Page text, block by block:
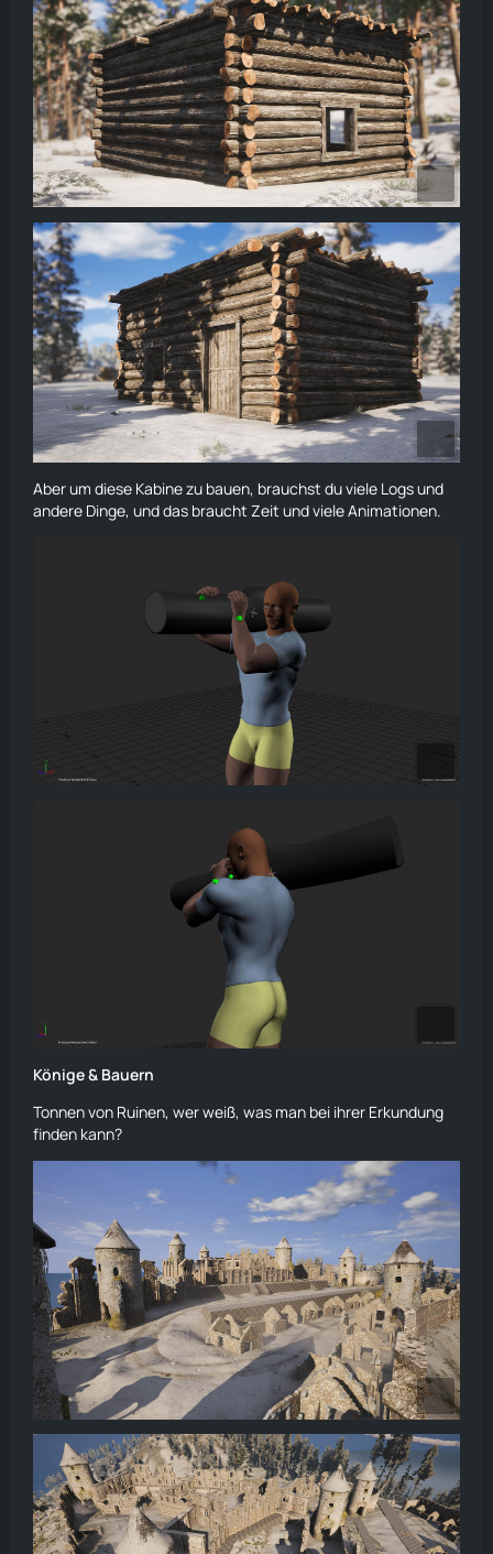
Aber um diese Kabine zu bauen, brauchst du viele Logs und
andere Dinge, und das braucht Zeit und viele Animationen.
Könige & Bauern
Tonnen von Ruinen, wer weiß, was man bei ihrer Erkundung
finden kann?